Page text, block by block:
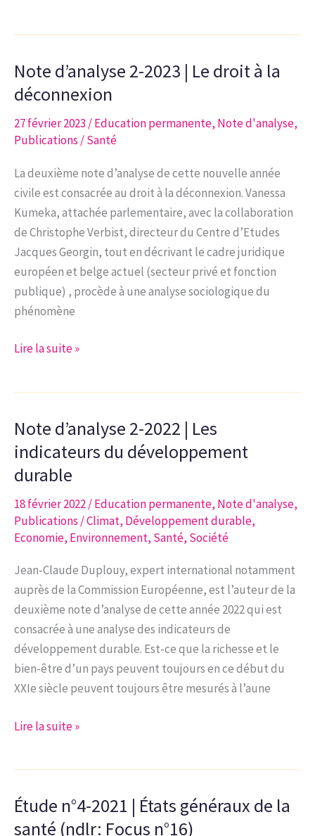
|
Les
du
jeu
d’échecs,
réussite
scolaire
et
ouverture
sociale
Note d’analyse 2-2023 | Le droit à la
déconnexion
27 février 2023 /Education permanente, Note d'analyse,
Publications /Santé
La deuxième note d’analyse de cette nouvelle année
civile est consacrée au droit à la déconnexion. Vanessa
Kumeka, attachée parlementaire, avec la collaboration
de Christophe Verbist, directeur du Centre d’Etudes
Jacques Georgin, tout en décrivant le cadre juridique
européen et belge actuel (secteur privé et fonction
publique) , procède à une analyse sociologique du
phénomène
Note
|
Le
droit
à
la
déconnexion
Lire la suite »
Note d’analyse 2-2022 | Les
indicateurs du développement
durable
18 février 2022/Education permanente, Note d'analyse,
Publications /Climat, Développement durable,
Economie, Environnement, Santé, Société
Jean-Claude Duplouy, expert international notamment
auprès de la Commission Européenne, est l’auteur de la
deuxième note d’analyse de cette année 2022 qui est
consacrée à une analyse des indicateurs de
développement durable. Est-ce que la richesse et le
bien-être d’un pays peuvent toujours en ce début du
XXIe siècle peuvent toujours être mesurés à l’aune
Note
|
Les
Lire la suite »
Étude n°4-2021 | États généraux de la
santé (ndlr: Focus n°16)